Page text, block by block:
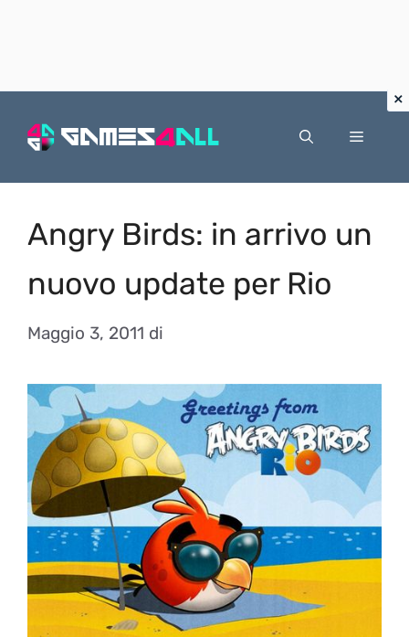
Menu
Angry Birds: in arrivo un
nuovo update per Rio
Maggio 3, 2011 di